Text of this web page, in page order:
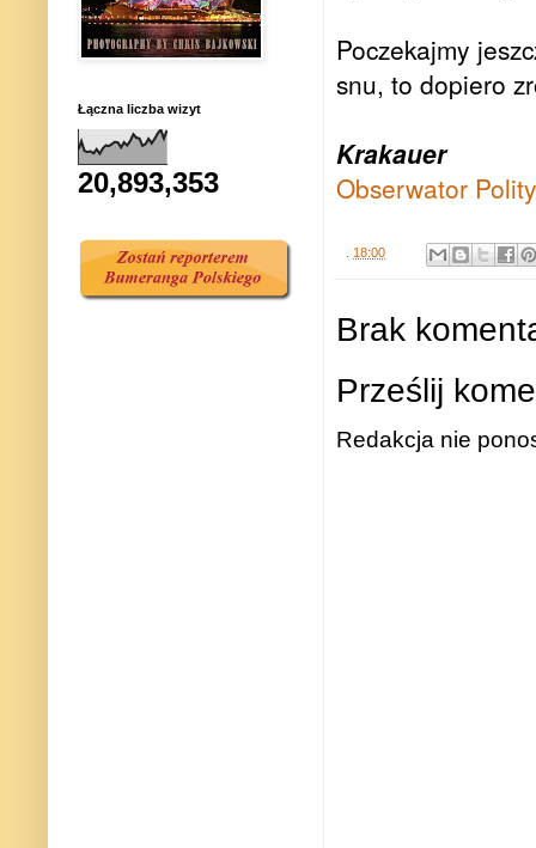
Poczekajmy
snu, to dopiero
Krakauer
Obserwator
. 18:00
Brak
Prześlij
Redakcja nie
Łączna liczba wizyt
20,893,353